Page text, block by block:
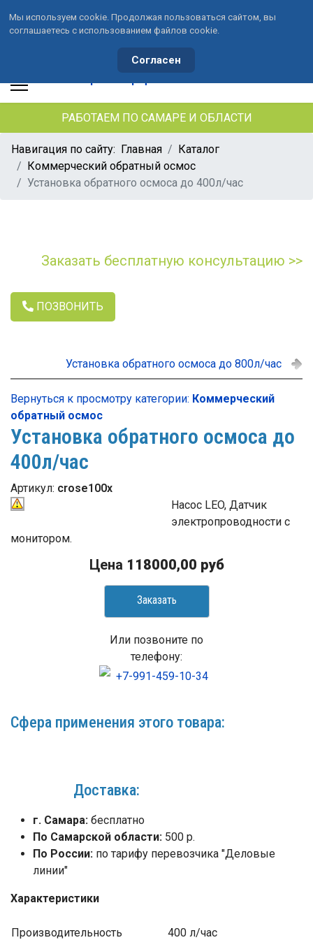
+7 (846) 33-490-33
+7 (991) 459-10-34
waterson-s@ya.ru
РАБОТАЕМ ПО САМАРЕ И ОБЛАСТИ
Навигация по сайту: Главная
Каталог
Коммерческий обратный осмос
Установка обратного осмоса до 400л/час
Заказать бесплатную консультацию >>
ПОЗВОНИТЬ
Установка обратного осмоса до 800л/час
Вернуться к просмотру категории: Коммерческий
обратный осмос
Установка обратного осмоса до
400л/час
Артикул: crose100x
Насос LEO, Датчик
электропроводности с
монитором.
Цена 118000,00 руб
Заказать
Или позвоните по
телефону:
+7-991-459-10-34
Сфера применения этого товара:
Доставка:
г. Самара: бесплатно
По Самарской области: 500 р.
По России: по тарифу перевозчика "Деловые
линии"
Характеристики
Производительность
400 л/час
Мы используем cookie. Продолжая пользоваться сайтом, вы
соглашаетесь с использованием файлов cookie.
Согласен